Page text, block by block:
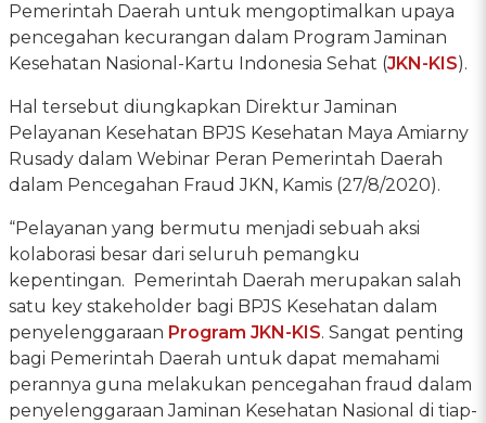
Pemerintah Daerah untuk mengoptimalkan upaya
pencegahan kecurangan dalam Program Jaminan
Kesehatan Nasional-Kartu Indonesia Sehat (JKN-KIS).
Hal tersebut diungkapkan Direktur Jaminan
Pelayanan Kesehatan BPJS Kesehatan Maya Amiarny
Rusady dalam Webinar Peran Pemerintah Daerah
dalam Pencegahan Fraud JKN, Kamis (27/8/2020).
“Pelayanan yang bermutu menjadi sebuah aksi
kolaborasi besar dari seluruh pemangku
kepentingan. Pemerintah Daerah merupakan salah
satu key stakeholder bagi BPJS Kesehatan dalam
penyelenggaraan Program JKN-KIS. Sangat penting
bagi Pemerintah Daerah untuk dapat memahami
perannya guna melakukan pencegahan fraud dalam
penyelenggaraan Jaminan Kesehatan Nasional di tiap-